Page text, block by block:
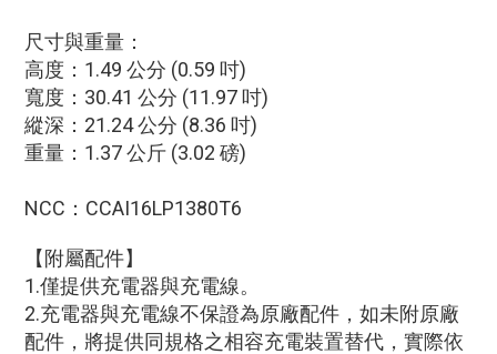
尺寸與重量：
高度：1.49 公分 (0.59 吋)
寬度：30.41 公分 (11.97 吋)
縱深：21.24 公分 (8.36 吋)
重量：1.37 公斤 (3.02 磅)
NCC：CCAI16LP1380T6
【附屬配件】
1.僅提供充電器與充電線。
2.充電器與充電線不保證為原廠配件，如未附原廠
配件，將提供同規格之相容充電裝置替代，實際依